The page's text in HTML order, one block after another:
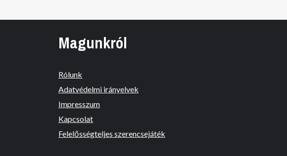
Magunkról
Rólunk
Adatvédelmi irányelvek
Impresszum
Kapcsolat
Felelősségteljes szerencsejáték